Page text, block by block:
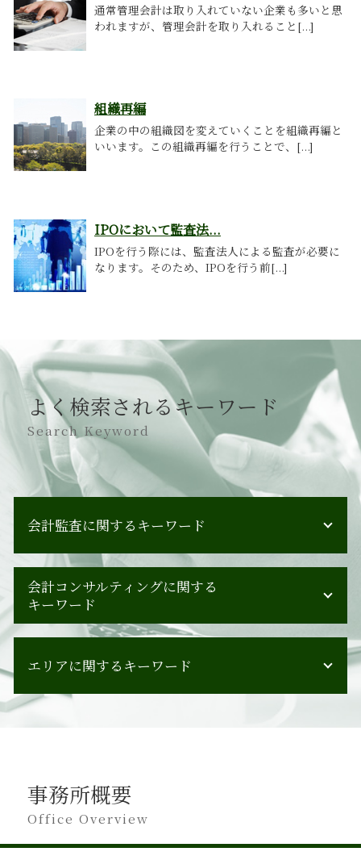
通常管理会計は取り入れていない企業も多いと思
われますが、管理会計を取り入れること[...]
組織再編
企業の中の組織図を変えていくことを組織再編と
いいます。この組織再編を行うことで、[...]
IPOにおいて監査法...
IPOを行う際には、監査法人による監査が必要に
なります。そのため、IPOを行う前[...]
よく検索されるキーワード
Search Keyword
会計監査に関するキーワード
会計監査人とは 会社法
会計監査 受けること
会計監査 基準
会計監査 監査役
会計監査 立会人
会計監査 会計検査 違い
会計監査人 設置義務
会計監査 経理
会計監査 いつ
会計監査 すること
会計コンサルティングに関する
キーワード
管理会計 活用
経営計画策定
管理会計 ポイント
人材育成 目標
経営計画策定 手順
組織再編 課題
エリアに関するキーワード
三重県 会計監査
滋賀県 会計監査
事務所概要
Office Overview